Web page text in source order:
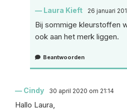
Laura Kieft 26 januari
Bij sommige kleurstoffen
ook aan het merk liggen.
Beantwoorden
Cindy 30 april 2020 om 21:14
Hallo Laura,